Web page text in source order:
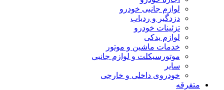
لوازم جانبی خودرو
دزدگیر و ردیاب
تزئینات خودرو
لوازم یدکی
خدمات ماشین و موتور
موتورسیکلت و لوازم جانبی
سایر
خودروی داخلی و خارجی
متفرقه